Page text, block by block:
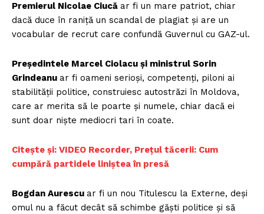
Premierul Nicolae Ciucă ar fi un mare patriot, chiar
dacă duce în raniță un scandal de plagiat și are un
vocabular de recrut care confundă Guvernul cu GAZ-ul.
Președintele Marcel Ciolacu și ministrul Sorin
Grindeanu ar fi oameni serioși, competenți, piloni ai
stabilității politice, construiesc autostrăzi în Moldova,
care ar merita să le poarte și numele, chiar dacă ei
sunt doar niște mediocri tari în coate.
Citește și: VIDEO Recorder, Prețul tăcerii: Cum
cumpără partidele liniștea în presă
Bogdan Aurescu ar fi un nou Titulescu la Externe, deși
omul nu a făcut decât să schimbe găști politice și să